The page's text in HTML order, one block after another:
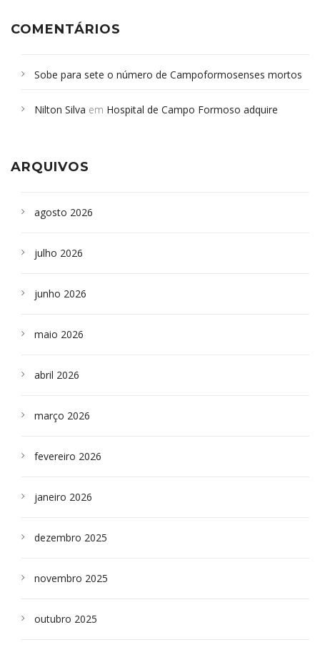
COMENTÁRIOS
Sobe para sete o número de Campoformosenses mortos
Campoformosenses que morreram em desabamentos são
Nilton Silva em Hospital de Campo Formoso adquire
ARQUIVOS
agosto 2026
julho 2026
junho 2026
maio 2026
abril 2026
março 2026
fevereiro 2026
janeiro 2026
dezembro 2025
novembro 2025
outubro 2025